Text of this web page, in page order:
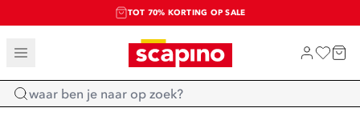
TOT 70% KORTING OP SALE
SALE: LAATSTE KANS!
SHOP NIEUW
Home